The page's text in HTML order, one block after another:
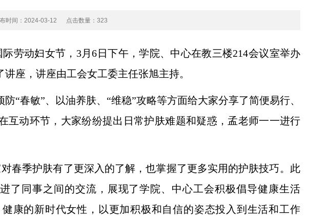
时间：2024-03-12 点击数量： 323
劳动妇女节，3月6日下午，学院、中心在教三楼214会议室举办
座，讲座由工会女工委主任张旭主持。
防“春敏”、以油养肤、“维稳”攻略等方面给大家分享了简便易行、
互动环节， 大家纷纷提出 日常护肤难题和疑惑， 孟老师一一进行
对春季护肤有了更深入的了解，也掌握了更多实用的护肤技巧。 此
了同事之间的交流，展现了学院、 中心工会积极倡导健康生活
康的新时代女性，以更加积极和自信的姿态投入到生活和工作